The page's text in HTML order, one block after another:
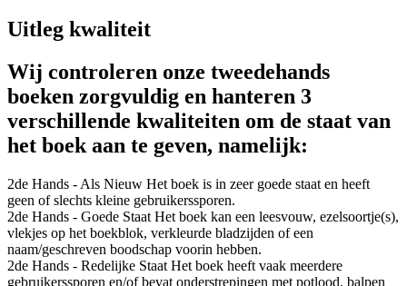
Uitleg kwaliteit
Wij controleren onze tweedehands
boeken zorgvuldig en hanteren 3
verschillende kwaliteiten om de staat van
het boek aan te geven, namelijk:
2de Hands - Als Nieuw Het boek is in zeer goede staat en heeft
geen of slechts kleine gebruikerssporen.
2de Hands - Goede Staat Het boek kan een leesvouw, ezelsoortje(s),
vlekjes op het boekblok, verkleurde bladzijden of een
naam/geschreven boodschap voorin hebben.
2de Hands - Redelijke Staat Het boek heeft vaak meerdere
gebruikerssporen en/of bevat onderstrepingen met potlood, balpen